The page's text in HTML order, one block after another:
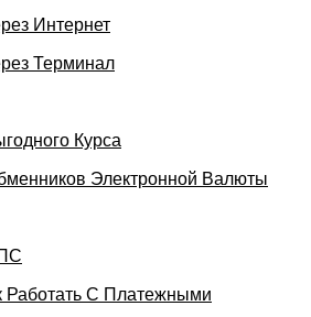
Интернет
Терминал
Курса
Электронной Валюты
Работать С Платежными